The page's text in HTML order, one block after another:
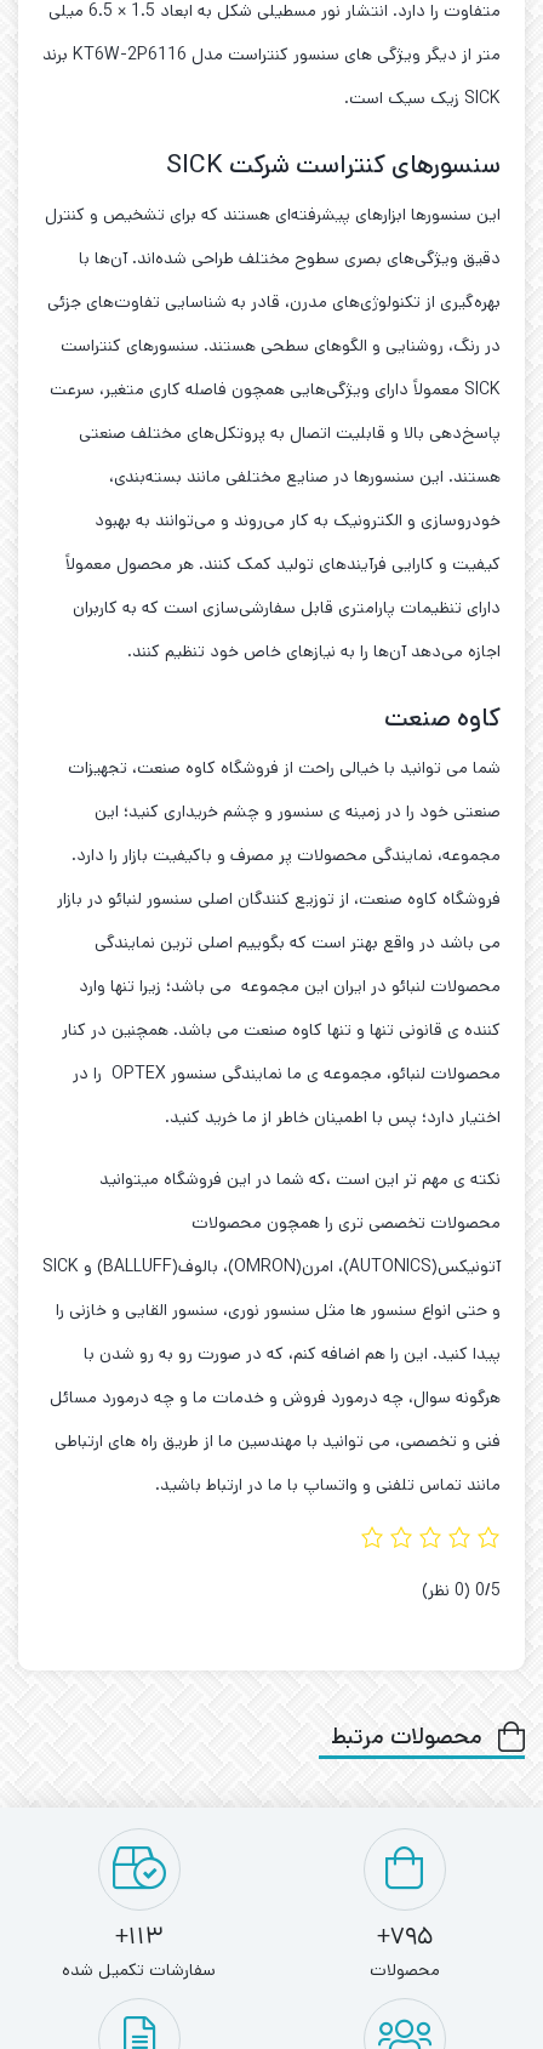
متفاوت را دارد. انتشار نور مسطیلی شکل به ابعاد 1.5 × 6.5 میلی
متر از دیگر ویژگی های سنسور کنتراست مدل KT6W-2P6116 برند
SICK زیک سیک است.
سنسورهای کنتراست شرکت SICK
این سنسورها ابزارهای پیشرفته‌ای هستند که برای تشخیص و کنترل
دقیق ویژگی‌های بصری سطوح مختلف طراحی شده‌اند. آن‌ها با
بهره‌گیری از تکنولوژی‌های مدرن، قادر به شناسایی تفاوت‌های جزئی
در رنگ، روشنایی و الگوهای سطحی هستند. سنسورهای کنتراست
SICK معمولاً دارای ویژگی‌هایی همچون فاصله کاری متغیر، سرعت
پاسخ‌دهی بالا و قابلیت اتصال به پروتکل‌های مختلف صنعتی
هستند. این سنسورها در صنایع مختلفی مانند بسته‌بندی،
خودروسازی و الکترونیک به کار می‌روند و می‌توانند به بهبود
کیفیت و کارایی فرآیندهای تولید کمک کنند. هر محصول معمولاً
دارای تنظیمات پارامتری قابل سفارشی‌سازی است که به کاربران
اجازه می‌دهد آن‌ها را به نیازهای خاص خود تنظیم کنند.
کاوه صنعت
شما می توانید با خیالی راحت از فروشگاه کاوه صنعت، تجهیزات
صنعتی خود را در زمینه ی سنسور و چشم خریداری کنید؛ این
مجموعه، نمایندگی محصولات پر مصرف و باکیفیت بازار را دارد.
فروشگاه کاوه صنعت، از توزیع کنندگان اصلی سنسور لنبائو در بازار
می باشد در واقع بهتر است که بگوییم اصلی ترین نمایندگی
محصولات لنبائو در ایران این مجموعه می باشد؛ زیرا تنها وارد
کننده ی قانونی تنها و تنها کاوه صنعت می باشد. همچنین در کنار
محصولات لنبائو، مجموعه ی ما نمایندگی سنسور OPTEX را در
اختیار دارد؛ پس با اطمینان خاطر از ما خرید کنید.
نکته ی مهم تر این است ،که شما در این فروشگاه میتوانید
محصولات تخصصی تری را همچون محصولات
آتونیکس(AUTONICS)، امرن(OMRON)، بالوف(BALLUFF) و SICK
و حتی انواع سنسور ها مثل سنسور نوری، سنسور القایی و خازنی را
پیدا کنید. این را هم اضافه کنم، که در صورت رو به رو شدن با
هرگونه سوال، چه درمورد فروش و خدمات ما و چه درمورد مسائل
فنی و تخصصی، می توانید با مهندسین ما از طریق راه های ارتباطی
مانند تماس تلفنی و واتساپ با ما در ارتباط باشید.
‫0/5 ‫(0 نظر)
محصولات مرتبط
795+
محصولات
113+
سفارشات تکمیل شده